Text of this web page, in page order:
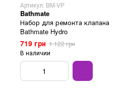
Артикул: BM-VP
Bathmate
Набор для ремонта клапана
Bathmate Hydro
719 грн 1 122 грн
В наличии